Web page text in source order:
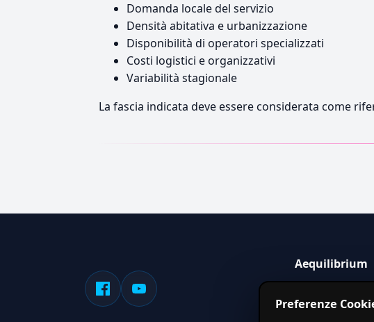
Domanda locale del servizio
Densità abitativa e urbanizzazione
Disponibilità di operatori specializzati
Costi logistici e organizzativi
Variabilità stagionale
La fascia indicata deve essere considerata come
Aequilibrium
servizi in Italia.
Preferenze